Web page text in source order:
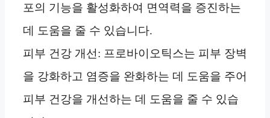
포의 기능을 활성화하여 면역력을 증진하는
데 도움을 줄 수 있습니다.
피부 건강 개선: 프로바이오틱스는 피부 장벽
을 강화하고 염증을 완화하는 데 도움을 주어
피부 건강을 개선하는 데 도움을 줄 수 있습